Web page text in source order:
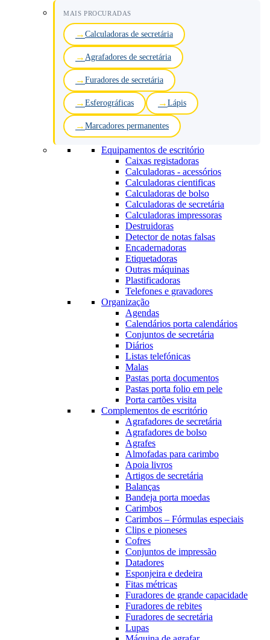
MAIS PROCURADAS
Calculadoras de secretária
Agrafadores de secretária
Furadores de secretária
Esferográficas Lápis
Marcadores permanentes
Equipamentos de escritório
Caixas registadoras
Calculadoras - acessórios
Calculadoras cientificas
Calculadoras de bolso
Calculadoras de secretária
Calculadoras impressoras
Destruidoras
Detector de notas falsas
Encadernadoras
Etiquetadoras
Outras máquinas
Plastificadoras
Telefones e gravadores
Organização
Agendas
Calendários porta calendários
Conjuntos de secretária
Diários
Listas telefónicas
Malas
Pastas porta documentos
Pastas porta folio em pele
Porta cartões visita
Complementos de escritório
Agrafadores de secretária
Agrafadores de bolso
Agrafes
Almofadas para carimbo
Apoia livros
Artigos de secretária
Balanças
Bandeja porta moedas
Carimbos
Carimbos – Fórmulas especiais
Clips e pioneses
Cofres
Conjuntos de impressão
Datadores
Esponjeira e dedeira
Fitas métricas
Furadores de grande capacidade
Furadores de rebites
Furadores de secretária
Lupas